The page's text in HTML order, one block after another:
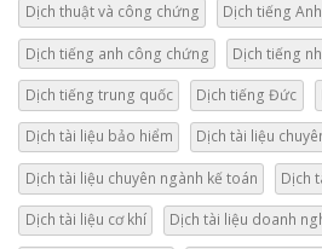
Dịch thuật và công chứng Dịch tiếng Anh
Dịch tiếng anh công chứng Dịch tiếng
Dịch tiếng trung quốc Dịch tiếng Đức
Dịch tài liệu bảo hiểm Dịch tài liệu
Dịch tài liệu chuyên ngành kế toán Dịch
Dịch tài liệu cơ khí Dịch tài liệu doanh